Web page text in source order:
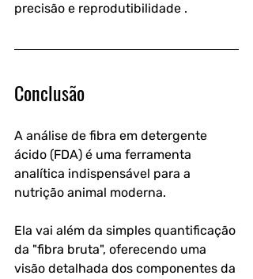
precisão e reprodutibilidade .
Conclusão
A análise de fibra em detergente
ácido (FDA) é uma ferramenta
analítica indispensável para a
nutrição animal moderna.
Ela vai além da simples quantificação
da "fibra bruta", oferecendo uma
visão detalhada dos componentes da